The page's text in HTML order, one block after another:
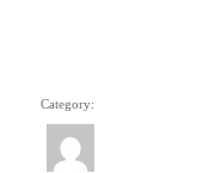
Category: